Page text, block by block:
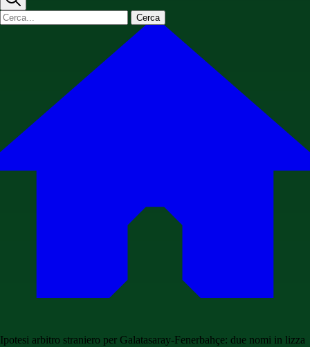
Cerca
Ipotesi arbitro straniero per Galatasaray-Fenerbahçe: due nomi in lizza